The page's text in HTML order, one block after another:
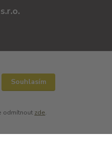
Souhlasím
odmítnout zde.